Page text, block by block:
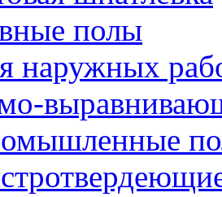
полы
наружных